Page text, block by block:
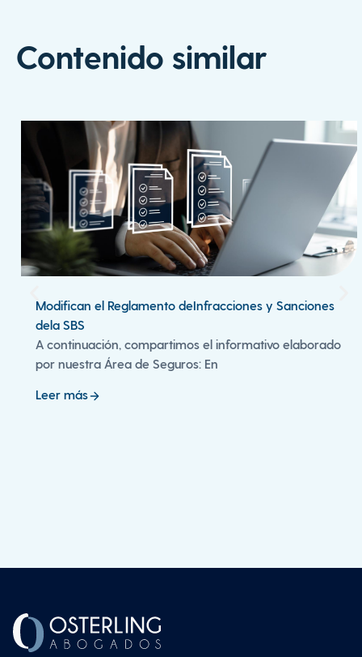
Contenido similar
Modifican el Reglamento deInfracciones y Sanciones
dela SBS
A continuación, compartimos el informativo elaborado
por nuestra Área de Seguros: En
Leer más